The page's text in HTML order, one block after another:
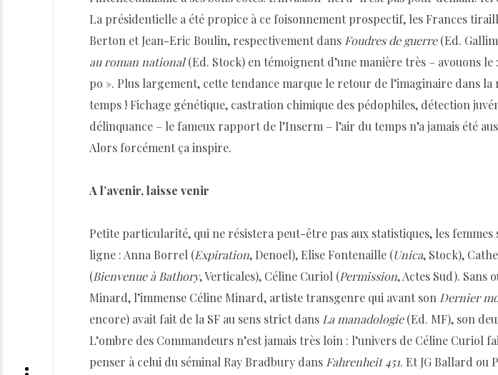
La présidentielle a été propice à ce foisonnement prospectif, les Frances
Berton et Jean-Eric Boulin, respectivement dans Foudres de guerre(Ed.
au roman national(Ed. Stock) en témoignent d’une manière très – avouons le
po ». Plus largement, cette tendance marque le retour de l’imaginaire dans
temps ! Fichage génétique, castration chimique des pédophiles, détection
délinquance – le fameux rapport de l’Inserm – l’air du temps n’a jamais été
Alors forcément ça inspire.
A l’avenir, laisse venir
Petite particularité, qui ne résistera peut-être pas aux statistiques, les
ligne : Anna Borrel (Expiration, Denoel), Elise Fontenaille (Unica, Stock),
(Bienvenue à Bathory, Verticales), Céline Curiol (Permission, Actes Sud). Sans
Minard, l’immense Céline Minard, artiste transgenre qui avant son Dernier
encore) avait fait de la SF au sens strict dans La manadologie(Ed. MF), son
L’ombre des Commandeurs n’est jamais très loin : l’univers de Céline Curiol
penser à celui du séminal Ray Bradbury dans Fahrenheit 451. Et JG Ballard ou